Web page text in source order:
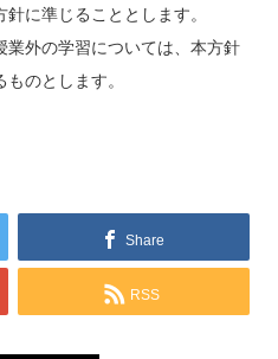
に準じることとします。
業外の学習については、本方針
のとします。
Share
RSS